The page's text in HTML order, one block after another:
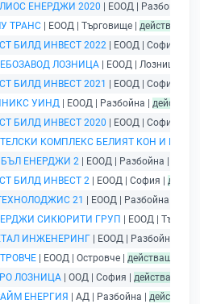
ЕНЕРДЖИ 2020 | ЕООД | Разбойна |
ТРАНС | ЕООД | Търговище | действащ
БИЛД ИНВЕСТ 2022 | ЕООД | София |
ЛОЗНИЦА | ЕООД | Лозница |
БИЛД ИНВЕСТ 2021 | ЕООД | София |
УИНД | ЕООД | Разбойна | действащ
БИЛД ИНВЕСТ 2020 | ЕООД | София |
КОМПЛЕКС БЕЛИЯТ КОН И РАЙ
ЕНЕРДЖИ 2 | ЕООД | Разбойна |
БИЛД ИНВЕСТ 2 | ЕООД | София |
21 | ЕООД | Разбойна |
СИКЮРИТИ ГРУП
| ЕООД |
ИНЖЕНЕРИНГ | ЕООД | Разбойна |
| ЕООД | Островче | действащ
ЛОЗНИЦА | ООД | София | действащ
ЕНЕРГИЯ | АД | Разбойна | действащ